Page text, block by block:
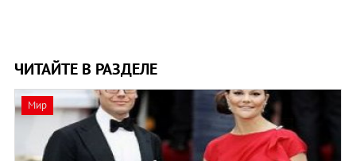
ЧИТАЙТЕ В РАЗДЕЛЕ
Мир